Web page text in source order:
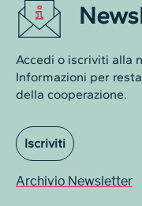
Accedi o iscriviti alla
Informazioni per
della cooperazione.
Iscriviti
Archivio Newsletter